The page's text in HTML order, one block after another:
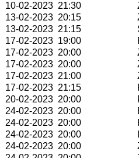
10-02-2023 21:30
13-02-2023 20:15
13-02-2023 21:15
17-02-2023 19:00
17-02-2023 20:00
17-02-2023 20:00
17-02-2023 21:00
17-02-2023 21:15
20-02-2023 20:00
24-02-2023 20:00
24-02-2023 20:00
24-02-2023 20:00
24-02-2023 20:00